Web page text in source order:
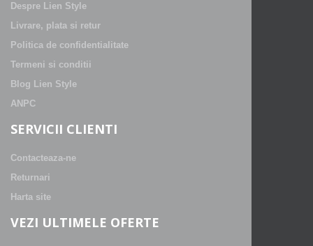
Despre Lien Style
Livrare, plata si retur
Politica de confidentialitate
Termeni si conditii
Blog Lien Style
ANPC
SERVICII CLIENTI
Contacteaza-ne
Returnari
Harta site
VEZI ULTIMELE OFERTE